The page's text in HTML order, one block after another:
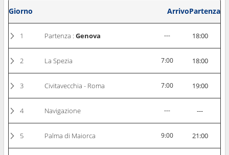
Giorno ArrivoPartenza
1 Partenza :Genova --- 18:00
2 La Spezia 7:00 18:00
3 Civitavecchia - Roma 7:00 19:00
4 Navigazione --- ---
5 Palma di Maiorca 9:00 21:00